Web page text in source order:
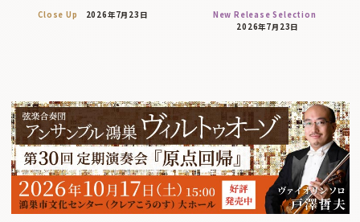
Close Up 2026年7月23日
New Release Selection
2026年7月23日